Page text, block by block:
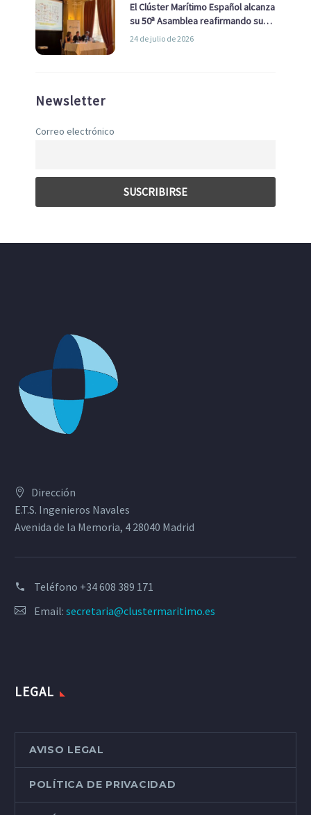
El Clúster Marítimo Español alcanza
su 50ª Asamblea reafirmando su
liderazgo en la Economía Azul
24 de julio de 2026
Newsletter
Correo electrónico
Dirección
E.T.S. Ingenieros Navales
Avenida de la Memoria, 4 28040 Madrid
Teléfono +34 608 389 171
Email: secretaria@clustermaritimo.es
LEGAL
AVISO LEGAL
POLÍTICA DE PRIVACIDAD